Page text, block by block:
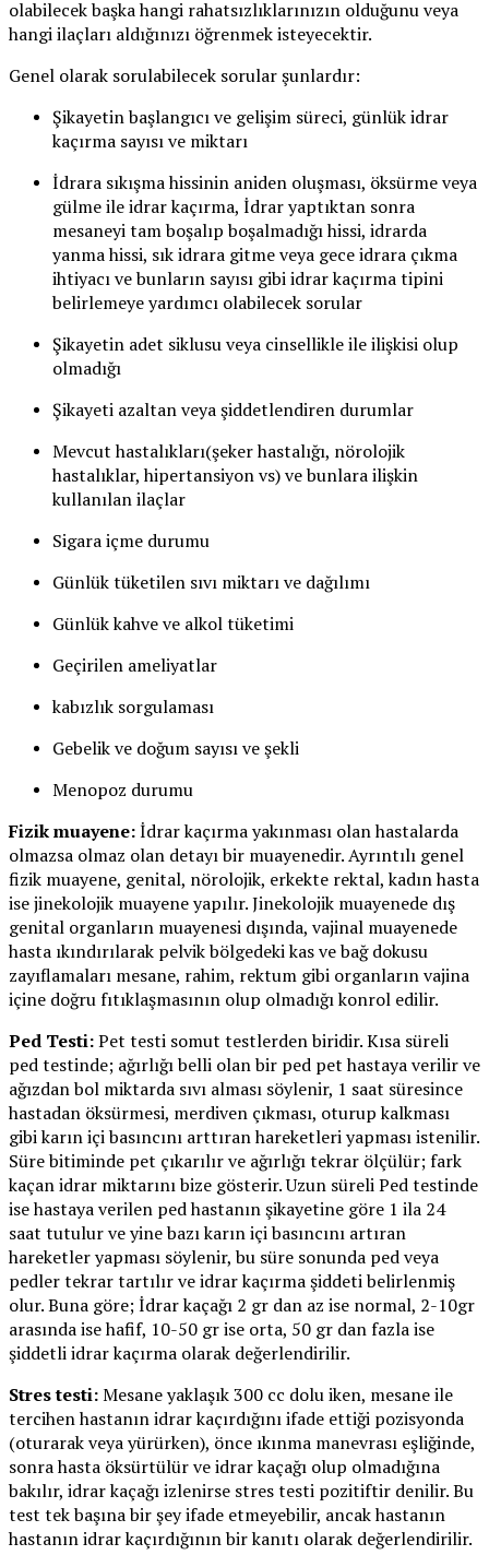
olabilecek başka hangi rahatsızlıklarınızın olduğunu veya
hangi ilaçları aldığınızı öğrenmek isteyecektir.
Genel olarak sorulabilecek sorular şunlardır:
Şikayetin başlangıcı ve gelişim süreci, günlük idrar
kaçırma sayısı ve miktarı
İdrara sıkışma hissinin aniden oluşması, öksürme veya
gülme ile idrar kaçırma, İdrar yaptıktan sonra
mesaneyi tam boşalıp boşalmadığı hissi, idrarda
yanma hissi, sık idrara gitme veya gece idrara çıkma
ihtiyacı ve bunların sayısı gibi idrar kaçırma tipini
belirlemeye yardımcı olabilecek sorular
Şikayetin adet siklusu veya cinsellikle ile ilişkisi olup
olmadığı
Şikayeti azaltan veya şiddetlendiren durumlar
Mevcut hastalıkları(şeker hastalığı, nörolojik
hastalıklar, hipertansiyon vs) ve bunlara ilişkin
kullanılan ilaçlar
Sigara içme durumu
Günlük tüketilen sıvı miktarı ve dağılımı
Günlük kahve ve alkol tüketimi
Geçirilen ameliyatlar
kabızlık sorgulaması
Gebelik ve doğum sayısı ve şekli
Menopoz durumu
Fizik muayene:İdrar kaçırma yakınması olan hastalarda
olmazsa olmaz olan detayı bir muayenedir. Ayrıntılı genel
fizik muayene, genital, nörolojik, erkekte rektal, kadın hasta
ise jinekolojik muayene yapılır. Jinekolojik muayenede dış
genital organların muayenesi dışında, vajinal muayenede
hasta ıkındırılarak pelvik bölgedeki kas ve bağ dokusu
zayıflamaları mesane, rahim, rektum gibi organların vajina
içine doğru fıtıklaşmasının olup olmadığı konrol edilir.
Ped Testi:Pet testi somut testlerden biridir. Kısa süreli
ped testinde; ağırlığı belli olan bir ped pet hastaya verilir ve
ağızdan bol miktarda sıvı alması söylenir, 1 saat süresince
hastadan öksürmesi, merdiven çıkması, oturup kalkması
gibi karın içi basıncını arttıran hareketleri yapması istenilir.
Süre bitiminde pet çıkarılır ve ağırlığı tekrar ölçülür; fark
kaçan idrar miktarını bize gösterir. Uzun süreli Ped testinde
ise hastaya verilen ped hastanın şikayetine göre 1 ila 24
saat tutulur ve yine bazı karın içi basıncını artıran
hareketler yapması söylenir, bu süre sonunda ped veya
pedler tekrar tartılır ve idrar kaçırma şiddeti belirlenmiş
olur. Buna göre; İdrar kaçağı 2 gr dan az ise normal, 2-10gr
arasında ise hafif, 10-50 gr ise orta, 50 gr dan fazla ise
şiddetli idrar kaçırma olarak değerlendirilir.
Stres testi:Mesane yaklaşık 300 cc dolu iken, mesane ile
tercihen hastanın idrar kaçırdığını ifade ettiği pozisyonda
(oturarak veya yürürken), önce ıkınma manevrası eşliğinde,
sonra hasta öksürtülür ve idrar kaçağı olup olmadığına
bakılır, idrar kaçağı izlenirse stres testi pozitiftir denilir. Bu
test tek başına bir şey ifade etmeyebilir, ancak hastanın
hastanın idrar kaçırdığının bir kanıtı olarak değerlendirilir.